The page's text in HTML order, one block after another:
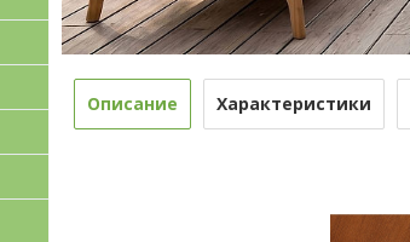
Описание Характеристики